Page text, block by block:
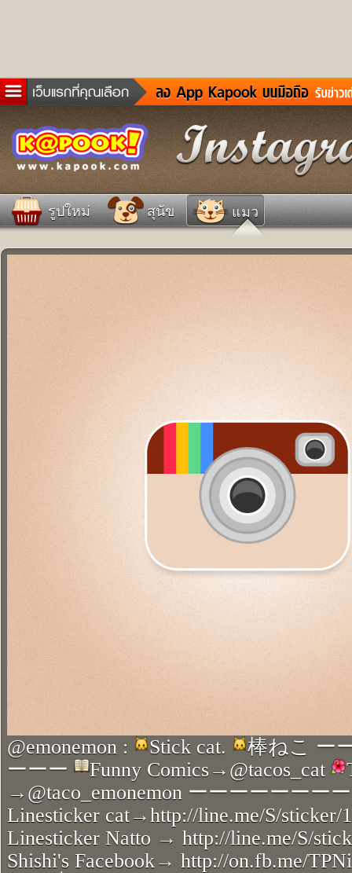
ข่าวด่วน
ละคร
เกม
ดูดวง
ผู้ชาย
รูปใหม่ สุนัข แมว
@emonemon : Stick cat.
棒ねこ ー
ーーー
Funny Comics→@tacos_cat
→@taco_emonemon ーーーーーーー
Linesticker cat→http://line.me/S/sticker/
Linesticker Natto → http://line.me/S/
Shishi's Facebook→ http://on.fb.me/